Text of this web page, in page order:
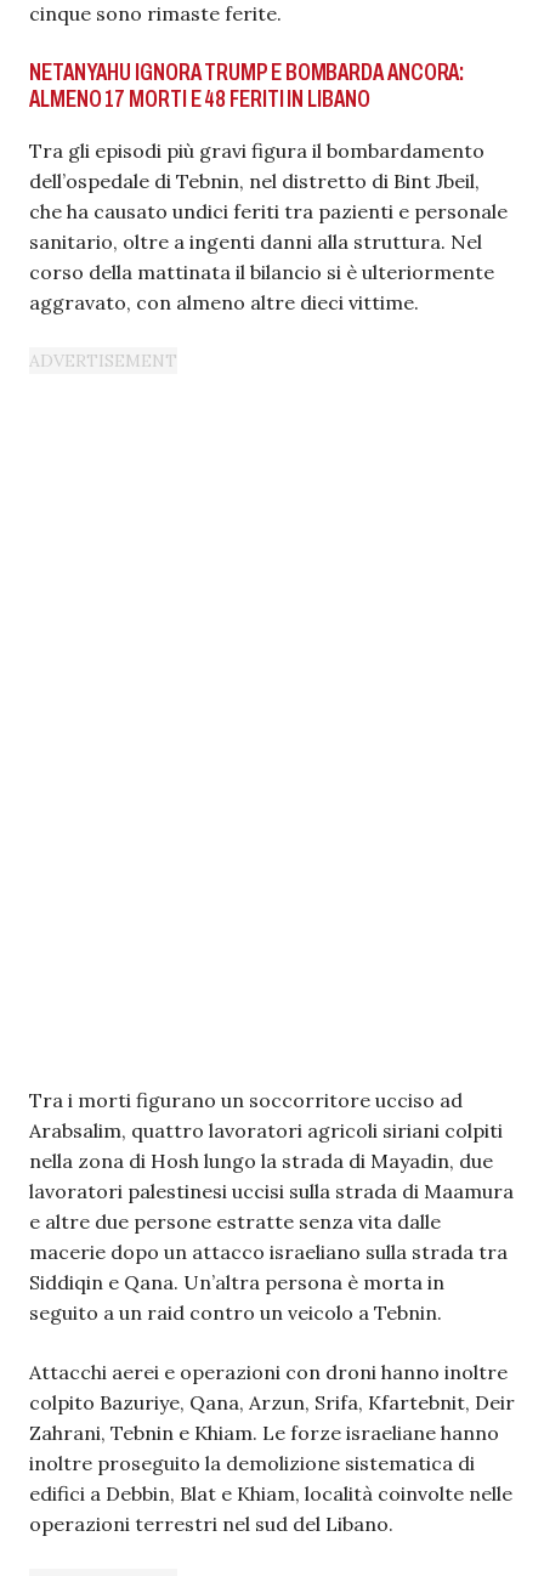
cinque sono rimaste ferite.
NETANYAHU IGNORA TRUMP E BOMBARDA ANCORA:
ALMENO 17 MORTI E 48 FERITI IN LIBANO
Tra gli episodi più gravi figura il bombardamento
dell’ospedale di Tebnin, nel distretto di Bint Jbeil,
che ha causato undici feriti tra pazienti e personale
sanitario, oltre a ingenti danni alla struttura. Nel
corso della mattinata il bilancio si è ulteriormente
aggravato, con almeno altre dieci vittime.
Tra i morti figurano un soccorritore ucciso ad
Arabsalim, quattro lavoratori agricoli siriani colpiti
nella zona di Hosh lungo la strada di Mayadin, due
lavoratori palestinesi uccisi sulla strada di Maamura
e altre due persone estratte senza vita dalle
macerie dopo un attacco israeliano sulla strada tra
Siddiqin e Qana. Un’altra persona è morta in
seguito a un raid contro un veicolo a Tebnin.
Attacchi aerei e operazioni con droni hanno inoltre
colpito Bazuriye, Qana, Arzun, Srifa, Kfartebnit, Deir
Zahrani, Tebnin e Khiam. Le forze israeliane hanno
inoltre proseguito la demolizione sistematica di
edifici a Debbin, Blat e Khiam, località coinvolte nelle
operazioni terrestri nel sud del Libano.